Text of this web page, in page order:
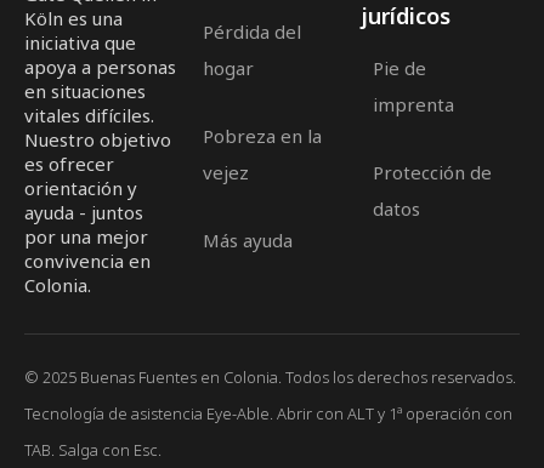
Köln es una
iniciativa que
apoya a personas
en situaciones
vitales difíciles.
Nuestro objetivo
es ofrecer
orientación y
ayuda - juntos
por una mejor
convivencia en
Colonia.
Pérdida del
hogar
Pobreza en la
vejez
Más ayuda
jurídicos
Pie de
imprenta
Protección de
datos
© 2025 Buenas Fuentes en Colonia. Todos los derechos reservados.
Tecnología de asistencia Eye-Able. Abrir con ALT y 1ª operación con
TAB. Salga con Esc.